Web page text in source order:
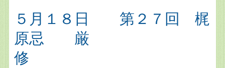
５月１８日 第２７回 梶
原忌 厳
修